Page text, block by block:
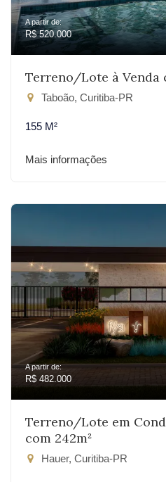
A partir de:
R$ 520.000
Terreno/Lote à Venda
Taboão, Curitiba-PR
155 M²
Mais informações
A partir de:
R$ 482.000
Terreno/Lote em
com 242m²
Hauer, Curitiba-PR